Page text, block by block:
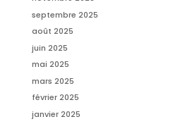
septembre 2025
août 2025
juin 2025
mai 2025
mars 2025
février 2025
janvier 2025